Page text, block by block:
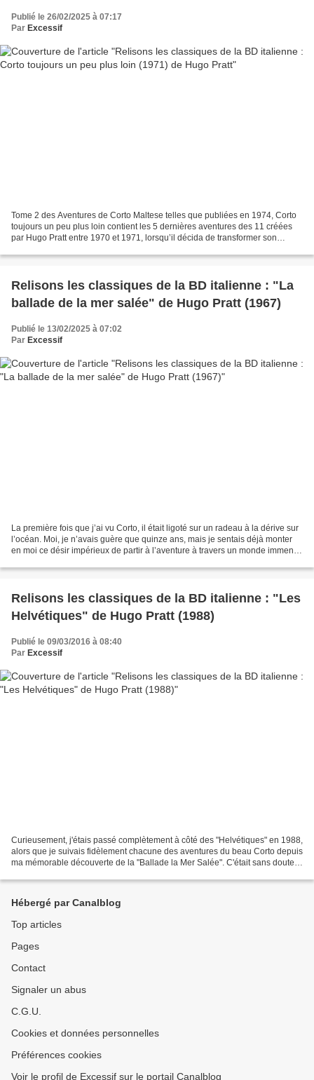
Publié le 26/02/2025 à 07:17
Par Excessif
Tome 2 des Aventures de Corto Maltese telles que publiées en 1974, Corto
toujours un peu plus loin contient les 5 dernières aventures des 11 créées
par Hugo Pratt entre 1970 et 1971, lorsqu’il décida de transformer son
Relisons les classiques de la BD italienne : "La
ballade de la mer salée" de Hugo Pratt (1967)
Publié le 13/02/2025 à 07:02
Par Excessif
La première fois que j’ai vu Corto, il était ligoté sur un radeau à la dérive sur
l’océan. Moi, je n’avais guère que quinze ans, mais je sentais déjà monter
en moi ce désir impérieux de partir à l’aventure à travers un monde immense
Relisons les classiques de la BD italienne : "Les
Helvétiques" de Hugo Pratt (1988)
Publié le 09/03/2016 à 08:40
Par Excessif
Curieusement, j'étais passé complètement à côté des "Helvétiques" en 1988,
alors que je suivais fidèlement chacune des aventures du beau Corto depuis
ma mémorable découverte de la "Ballade la Mer Salée". C'était sans doute -
Hébergé par Canalblog
Top articles
Pages
Contact
Signaler un abus
C.G.U.
Cookies et données personnelles
Préférences cookies
Voir le profil de Excessif sur le portail Canalblog